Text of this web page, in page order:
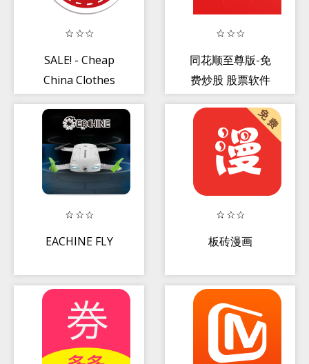
SALE! - Cheap
China Clothes
app
同花顺至尊版-免
费炒股 股票软件
EACHINE FLY 板砖漫画